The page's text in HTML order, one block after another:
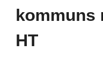
kommuns
HT